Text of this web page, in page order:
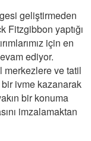
geliştirmeden
Fitzgibbon yaptığı
için en
ediyor.
merkezlere ve tatil
ivme kazanarak
bir konuma
imzalamaktan